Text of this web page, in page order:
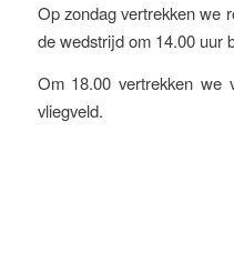
Op zondag vertrekken we
de wedstrijd om 14.00 uur
Om 18.00 vertrekken we
vliegveld.